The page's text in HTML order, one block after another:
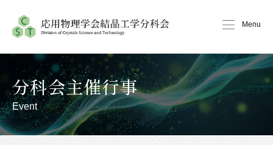
Menu
Event
分科会主催行事